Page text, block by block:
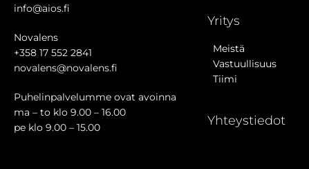
info@aios.fi
Novalens
+358 17 552 2841
novalens@novalens.fi
Puhelinpalvelumme ovat avoinna
ma – to klo 9.00 – 16.00
pe klo 9.00 – 15.00
Yritys
Meistä
Vastuullisuus
Tiimi
Yhteystiedot